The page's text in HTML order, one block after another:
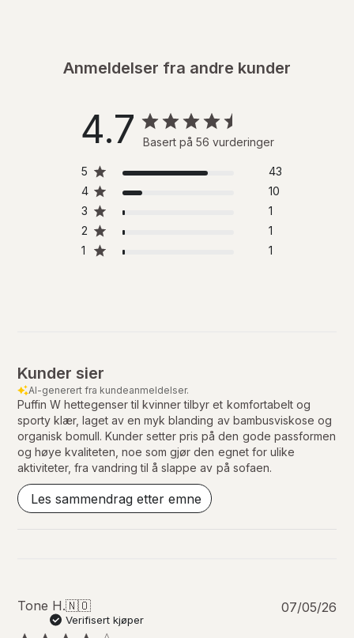
Anmeldelser fra andre kunder
4.7 Basert på 56 vurderinger
5
43
4
10
3
1
2
1
1
1
Kunder sier
AI-generert fra kundeanmeldelser.
Puffin W hettegenser til kvinner tilbyr et komfortabelt og
sporty klær, laget av en myk blanding av bambusviskose og
organisk bomull. Kunder setter pris på den gode passformen
og høye kvaliteten, noe som gjør den egnet for ulike
aktiviteter, fra vandring til å slappe av på sofaen.
Les sammendrag etter emne
Tone H.🇳🇴
Verifisert kjøper
P
07/05/26